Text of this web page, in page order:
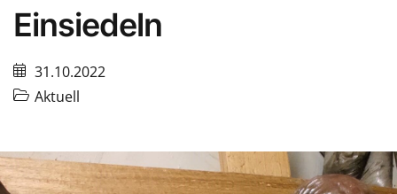
Einsiedeln
31.10.2022
Aktuell